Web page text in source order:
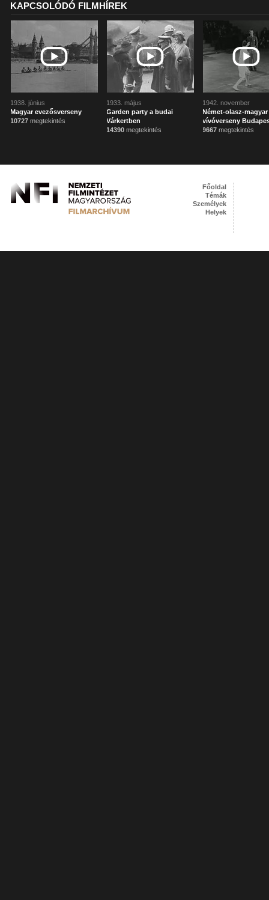
KAPCSOLÓDÓ FILMHÍREK
1938. június
Magyar evezősverseny
10727 megtekintés
1933. május
Garden party a budai
Várkertben
14390 megtekintés
1942. november
Német-olasz-magyar
vívóverseny
9667 megtekintés
Főoldal
Témák
Személyek
Helyek